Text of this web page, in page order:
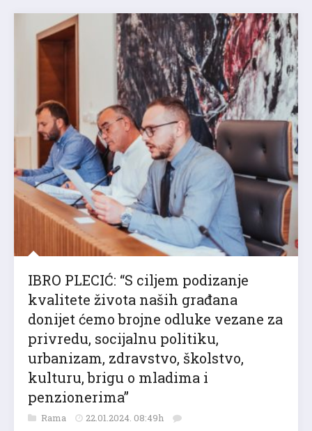
IBRO PLECIĆ: “S ciljem podizanje
kvalitete života naših građana
donijet ćemo brojne odluke vezane za
privredu, socijalnu politiku,
urbanizam, zdravstvo, školstvo,
kulturu, brigu o mladima i
penzionerima”
Rama 22.01.2024. 08:49h